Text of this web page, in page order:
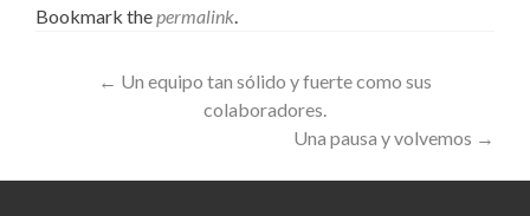
Bookmark thepermalink.
Post
navigation
← Un equipo tan sólido y fuerte como sus
colaboradores.
Una pausa y volvemos →